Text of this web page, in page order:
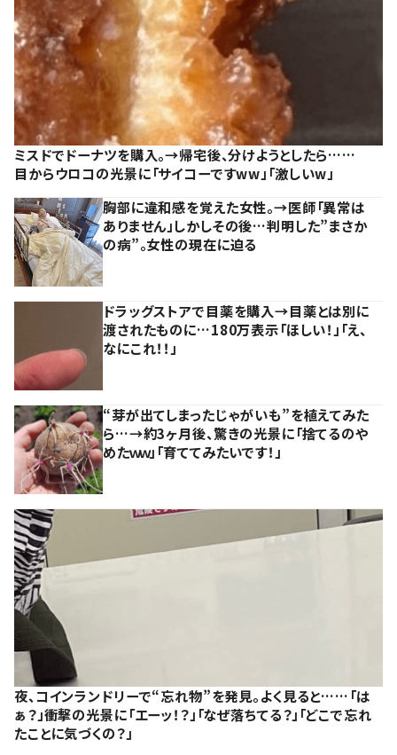
ミスドでドーナツを購入。→帰宅後、分けようとしたら……
目からウロコの光景に「サイコーですww」「激しいw」
胸部に違和感を覚えた女性。→医師「異常は
ありません」しかしその後…判明した”まさか
の病”。女性の現在に迫る
ドラッグストアで目薬を購入→目薬とは別に
渡されたものに…180万表示「ほしい！」「え、
なにこれ！！」
“芽が出てしまったじゃがいも”を植えてみた
ら…→約3ヶ月後、驚きの光景に「捨てるのや
めたｗｗ」「育ててみたいです！」
夜、コインランドリーで“忘れ物”を発見。よく見ると……「は
ぁ？」衝撃の光景に「エーッ！？」「なぜ落ちてる？」「どこで忘れ
たことに気づくの？」